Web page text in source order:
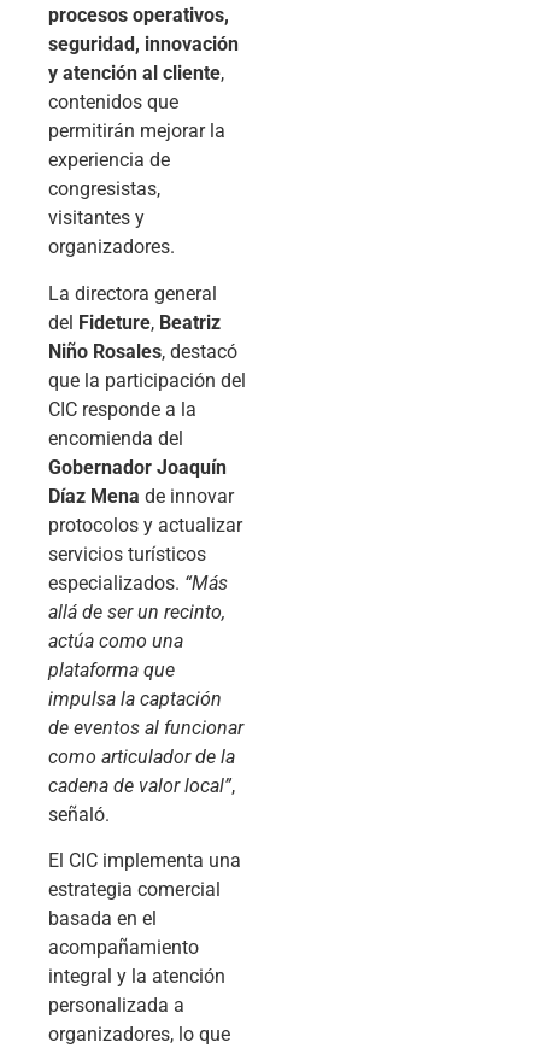
procesos operativos,
seguridad, innovación
y atención al cliente,
contenidos que
permitirán mejorar la
experiencia de
congresistas,
visitantes y
organizadores.
La directora general
del Fideture, Beatriz
Niño Rosales, destacó
que la participación del
CIC responde a la
encomienda del
Gobernador Joaquín
Díaz Mena de innovar
protocolos y actualizar
servicios turísticos
especializados. “Más
allá de ser un recinto,
actúa como una
plataforma que
impulsa la captación
de eventos al funcionar
como articulador de la
cadena de valor local”,
señaló.
El CIC implementa una
estrategia comercial
basada en el
acompañamiento
integral y la atención
personalizada a
organizadores, lo que